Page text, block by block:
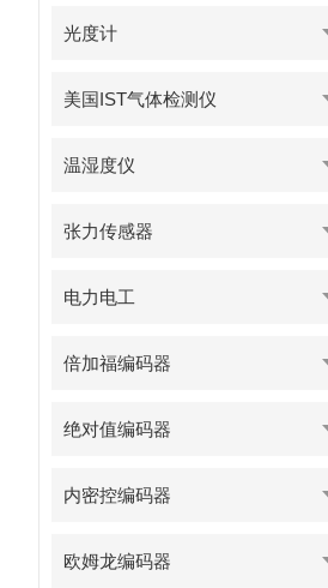
光度计
美国IST气体检测仪
温湿度仪
张力传感器
电力电工
倍加福编码器
绝对值编码器
内密控编码器
欧姆龙编码器